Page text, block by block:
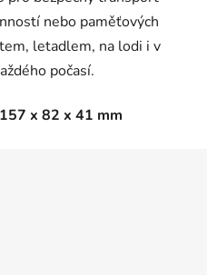
nebo paměťových
letadlem, na lodi i v
počasí.
x 82 x 41 mm